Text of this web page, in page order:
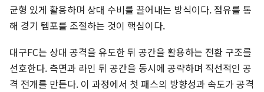
균형 있게 활용하며 상대 수비를 끌어내는 방식이다. 점유를 통
해 경기 템포를 조절하는 것이 핵심이다.
대구FC는 상대 공격을 유도한 뒤 공간을 활용하는 전환 구조를
선호한다. 측면과 라인 뒤 공간을 동시에 공략하며 직선적인 공
격 전개를 만든다. 이 과정에서 첫 패스의 방향성과 속도가 공격